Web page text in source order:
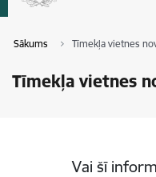
Sākums Tīmekļa vietnes
Tīmekļa vietnes
Vai šī